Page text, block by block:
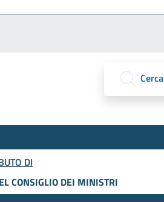
Cerca
DI
CONSIGLIO DEI MINISTRI